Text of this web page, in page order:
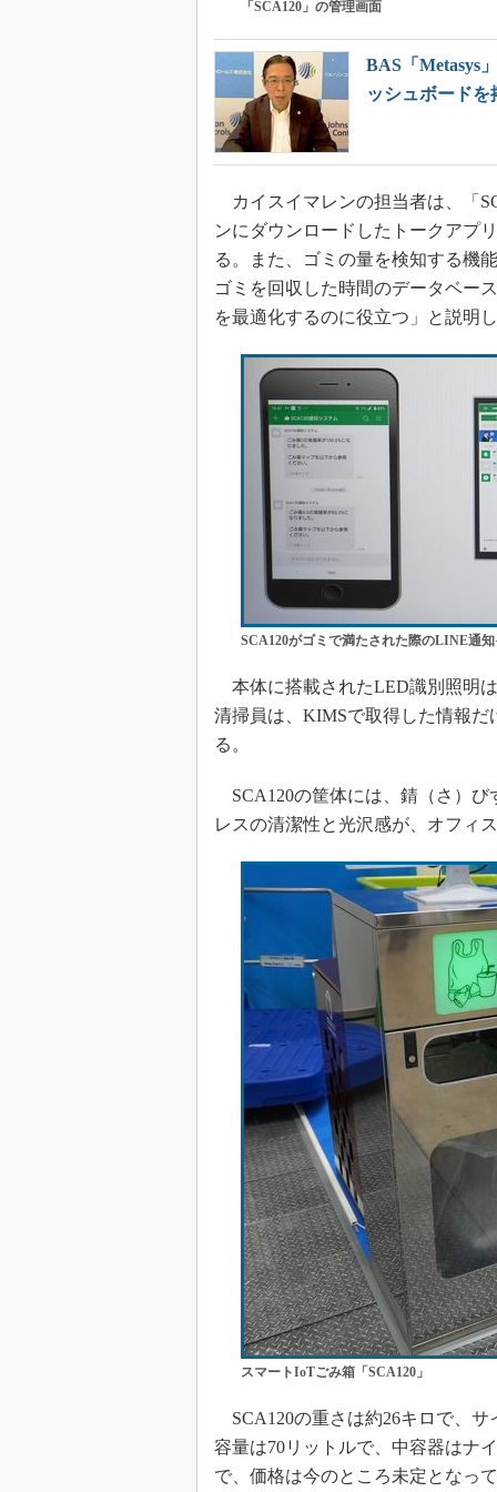
「SCA120」の管理画面
BAS「Metasys
ッシュボードを
カイスイマレンの担当者は、「
ンにダウンロードしたトークアプ
る。また、ゴミの量を検知する機
ゴミを回収した時間のデータベー
を最適化するのに役立つ」と説明
SCA120がゴミで満たされた際のLINE通
本体に搭載されたLED識別照明
清掃員は、KIMSで取得した情報
る。
SCA120の筐体には、錆（さ）び
レスの清潔性と光沢感が、オフィ
スマートIoTごみ箱「SCA120」
SCA120の重さは約26キロで、サ
容量は70リットルで、中容器はナ
で、価格は今のところ未定となっ